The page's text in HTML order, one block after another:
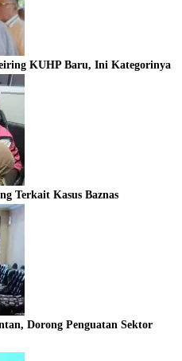
KUHP Baru, Ini Kategorinya
Terkait Kasus Baznas
Dorong Penguatan Sektor